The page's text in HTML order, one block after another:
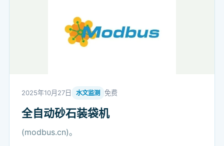
2025年10月27日 水文监测 免费
全自动砂石装袋机
(modbus.cn)。